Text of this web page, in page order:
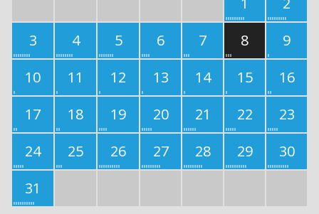
3
4 5 6 7 8
9
10
11 12 13 14 15
16
17
18 19 20 21 22
23
24
25 26 27 28 29
30
31